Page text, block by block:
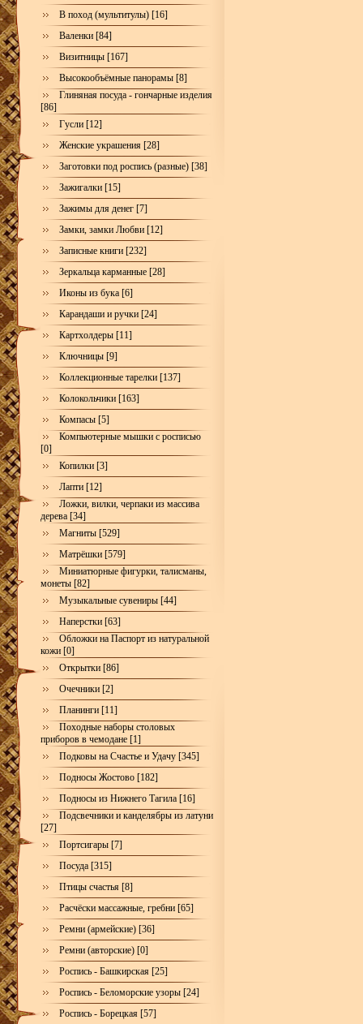
В поход (мультитулы) [16]
Валенки [84]
Визитницы [167]
Высокообъёмные панорамы [8]
Глиняная посуда - гончарные изделия
[86]
Гусли [12]
Женские украшения [28]
Заготовки под роспись (разные) [38]
Зажигалки [15]
Зажимы для денег [7]
Замки, замки Любви [12]
Записные книги [232]
Зеркальца карманные [28]
Иконы из бука [6]
Карандаши и ручки [24]
Картхолдеры [11]
Ключницы [9]
Коллекционные тарелки [137]
Колокольчики [163]
Компасы [5]
Компьютерные мышки с росписью
[0]
Копилки [3]
Лапти [12]
Ложки, вилки, черпаки из массива
дерева [34]
Магниты [529]
Матрёшки [579]
Миниатюрные фигурки, талисманы,
монеты [82]
Музыкальные сувениры [44]
Наперстки [63]
Обложки на Паспорт из натуральной
кожи [0]
Открытки [86]
Очечники [2]
Планинги [11]
Походные наборы столовых
приборов в чемодане [1]
Подковы на Счастье и Удачу [345]
Подносы Жостово [182]
Подносы из Нижнего Тагила [16]
Подсвечники и канделябры из латуни
[27]
Портсигары [7]
Посуда [315]
Птицы счастья [8]
Расчёски массажные, гребни [65]
Ремни (армейские) [36]
Ремни (авторские) [0]
Роспись - Башкирская [25]
Роспись - Беломорские узоры [24]
Роспись - Борецкая [57]